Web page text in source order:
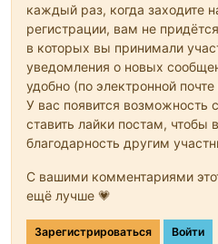
каждый раз, когда заходите
регистрации, вам не
в которых вы принимали
уведомления о новых
удобно (по электронной
У вас появится возможность
ставить лайки постам, чтобы
благодарность другим
С вашими комментариями
ещё лучше 💗
Зарегистрироваться Войти